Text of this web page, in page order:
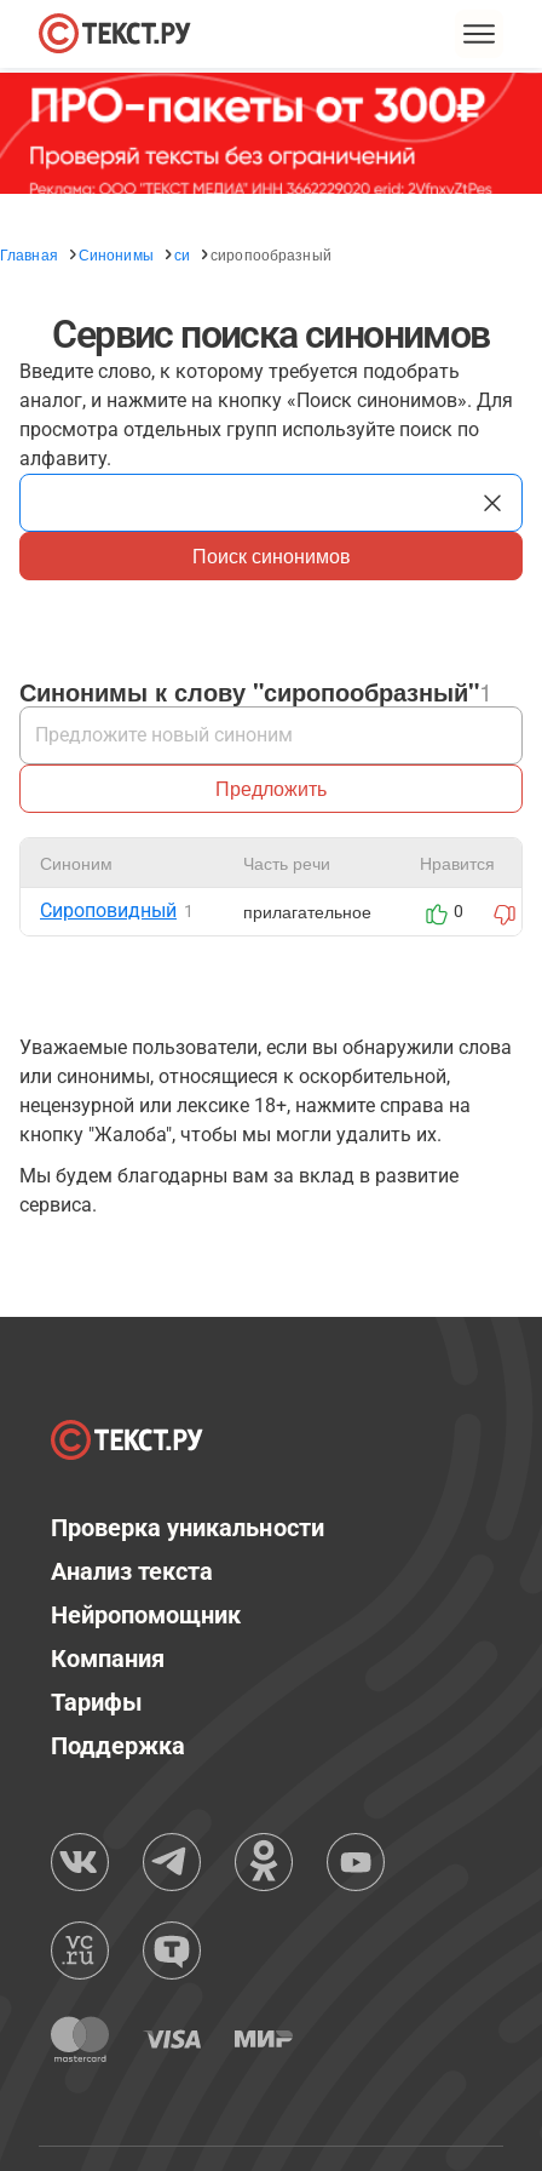
Главная Синонимы си сиропообразный
Сервис поиска синонимов
Введите слово, к которому требуется подобрать
аналог, и нажмите на кнопку «Поиск синонимов». Для
просмотра отдельных групп используйте поиск по
алфавиту.
Поиск синонимов
Синонимы к слову "сиропообразный"1
Предложить
Синоним Часть речи Нравится
Сироповидный 1 прилагательное 0
Уважаемые пользователи, если вы обнаружили слова
или синонимы, относящиеся к оскорбительной,
нецензурной или лексике 18+, нажмите справа на
кнопку "Жалоба", чтобы мы могли удалить их.
Мы будем благодарны вам за вклад в развитие
сервиса.
Проверка уникальности
Анализ текста
Нейропомощник
Компания
Тарифы
Поддержка